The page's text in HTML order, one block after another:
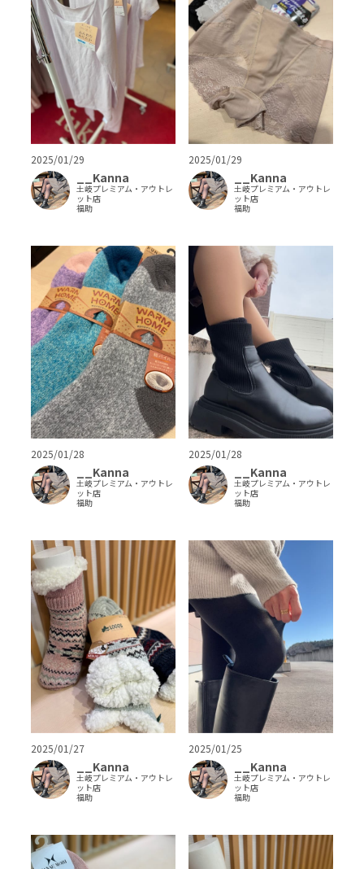
2025/01/29
__Kanna
土岐プレミアム・アウトレ
ット店
福助
2025/01/29
__Kanna
土岐プレミアム・アウトレ
ット店
福助
2025/01/28
__Kanna
土岐プレミアム・アウトレ
ット店
福助
2025/01/28
__Kanna
土岐プレミアム・アウトレ
ット店
福助
2025/01/27
__Kanna
土岐プレミアム・アウトレ
ット店
福助
2025/01/25
__Kanna
土岐プレミアム・アウトレ
ット店
福助